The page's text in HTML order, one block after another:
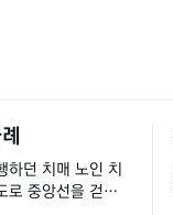
하던 치매 노인 치
중앙선을 걷던